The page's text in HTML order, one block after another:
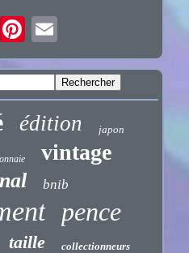
édition japon
vintage
bnib
pence
taille collectionneurs